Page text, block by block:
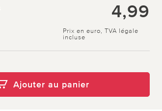
4,99
Prix en euro, TVA légale
incluse
Ajouter au panier